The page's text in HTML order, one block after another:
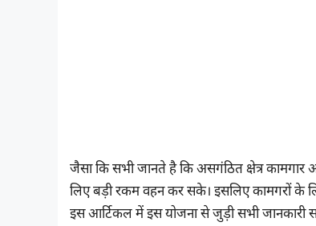
जैसा कि सभी जानते है कि असगंठित क्षेत्र कामगार
लिए बड़ी रकम वहन कर सके। इसलिए कामगरों के
इस आर्टिकल में इस योजना से जुड़ी सभी जानकारी